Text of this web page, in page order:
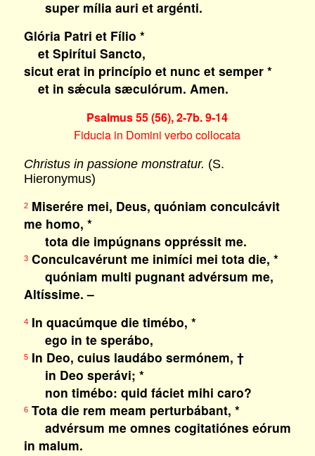
super mília auri et argénti.
Glória Patri et Fílio *
et Spirítui Sancto,
sicut erat in princípio et nunc et semper *
et in sǽcula sæculórum. Amen.
Psalmus 55 (56), 2-7b. 9-14
Fiducia in Domini verbo collocata
Christus in passione monstratur. (S.
Hieronymus)
2Miserére mei, Deus, quóniam conculcávit
me homo, *
tota die impúgnans oppréssit me.
3Conculcavérunt me inimíci mei tota die, *
quóniam multi pugnant advérsum me,
Altíssime. –
4In quacúmque die timébo, *
ego in te sperábo,
5In Deo, cuius laudábo sermónem, †
in Deo sperávi; *
non timébo: quid fáciet mihi caro?
6Tota die rem meam perturbábant, *
advérsum me omnes cogitatiónes eórum
in malum.